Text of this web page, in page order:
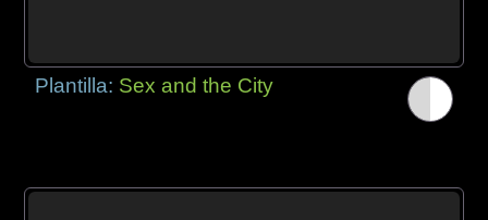
Plantilla: Sex and the City